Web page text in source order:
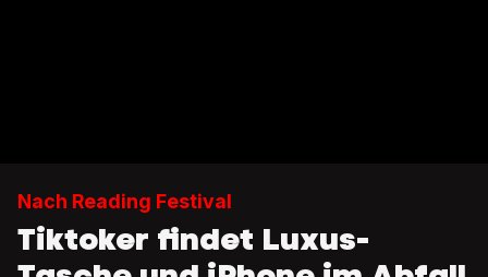
Nach Reading Festival
Tiktoker findet Luxus-